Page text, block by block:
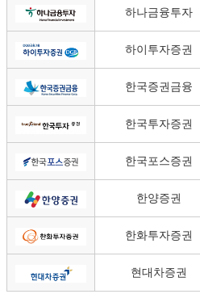
하나금융투자
하이투자증권
한국증권금융
한국투자증권
한국포스증권
한양증권
한화투자증권
현대차증권